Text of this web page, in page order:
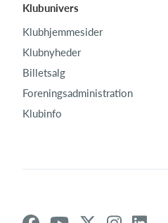
Klubunivers
Klubhjemmesider
Klubnyheder
Billetsalg
Foreningsadministration
Klubinfo